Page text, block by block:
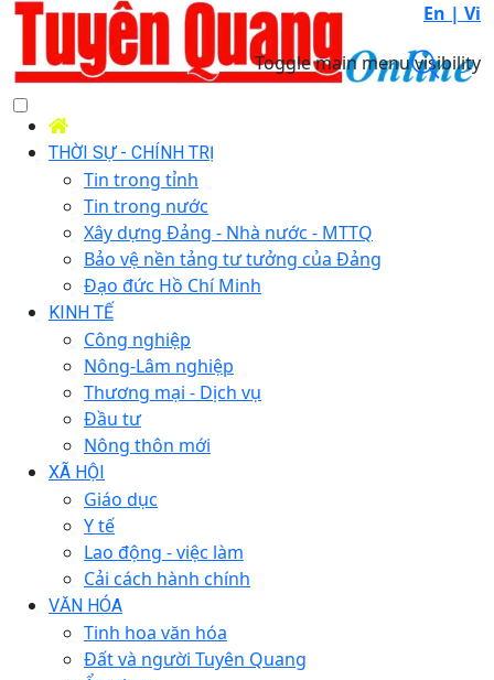
En | Vi
Toggle main menu visibility
THỜI SỰ - CHÍNH TRỊ
Tin trong tỉnh
Tin trong nước
Xây dựng Đảng - Nhà nước - MTTQ
Bảo vệ nền tảng tư tưởng của Đảng
Đạo đức Hồ Chí Minh
KINH TẾ
Công nghiệp
Nông-Lâm nghiệp
Thương mại - Dịch vụ
Đầu tư
Nông thôn mới
XÃ HỘI
Giáo dục
Y tế
Lao động - việc làm
Cải cách hành chính
VĂN HÓA
Tinh hoa văn hóa
Đất và người Tuyên Quang